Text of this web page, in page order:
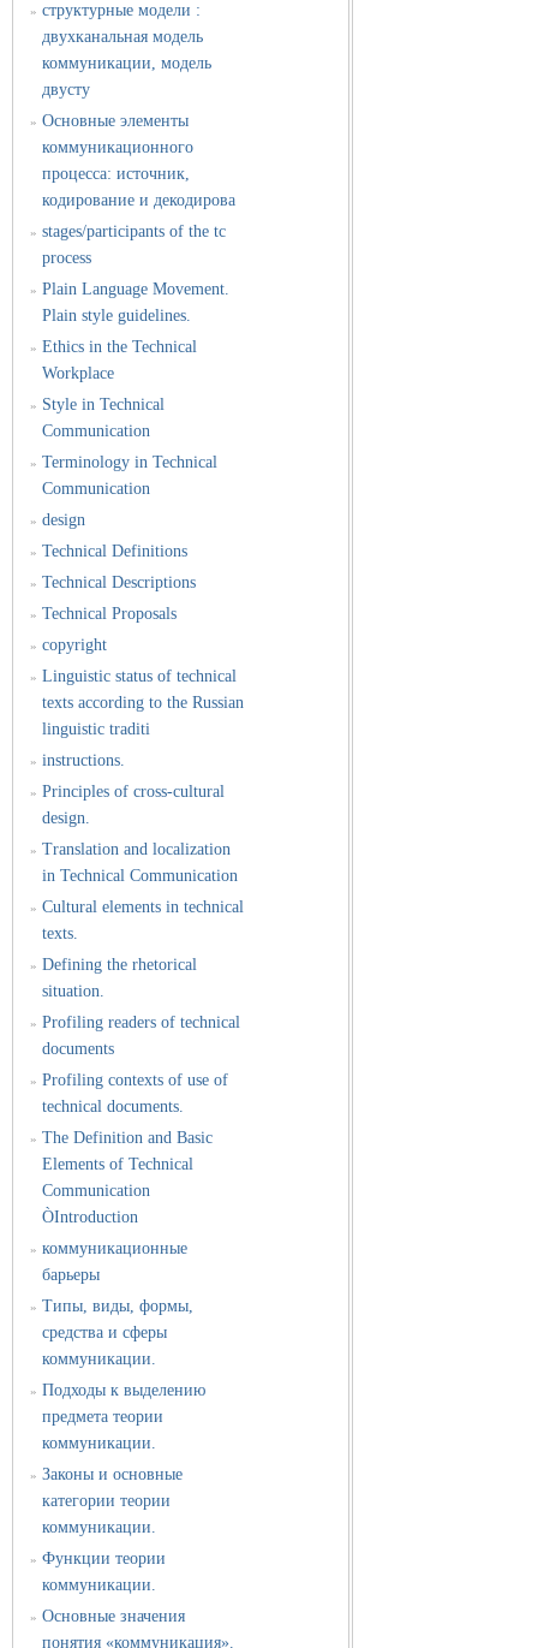
» структурные модели :
двухканальная модель
коммуникации, модель
двусту
» Основные элементы
коммуникационного
процесса: источник,
кодирование и декодирова
» stages/participants of the tc
process
» Plain Language Movement.
Plain style guidelines.
» Ethics in the Technical
Workplace
» Style in Technical
Communication
» Terminology in Technical
Communication
» design
» Technical Definitions
» Technical Descriptions
» Technical Proposals
» copyright
» Linguistic status of technical
texts according to the Russian
linguistic traditi
» instructions.
» Principles of cross-cultural
design.
» Translation and localization
in Technical Communication
» Cultural elements in technical
texts.
» Defining the rhetorical
situation.
» Profiling readers of technical
documents
» Profiling contexts of use of
technical documents.
» The Definition and Basic
Elements of Technical
Communication
ÒIntroduction
» коммуникационные
барьеры
» Типы, виды, формы,
средства и сферы
коммуникации.
» Подходы к выделению
предмета теории
коммуникации.
» Законы и основные
категории теории
коммуникации.
» Функции теории
коммуникации.
» Основные значения
понятия «коммуникация».